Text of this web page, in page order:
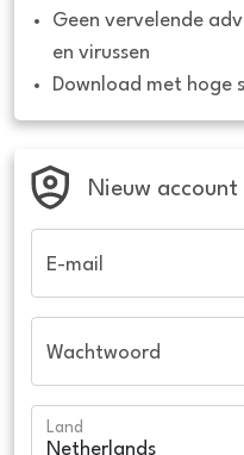
Geen vervelende
en virussen
Download met hoge
Nieuw account
E-mail
Wachtwoord
Land